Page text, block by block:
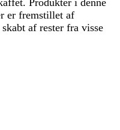
er fremstillet af
af rester fra visse